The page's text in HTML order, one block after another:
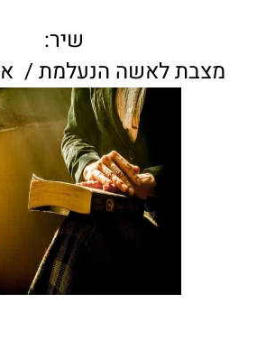
שיר:
מצבת לאשה הנעלמת /